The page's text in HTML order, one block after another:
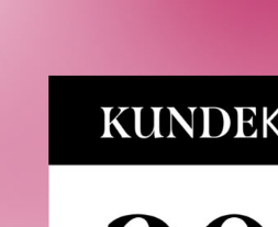
Maison Margiela er et motehus
Martin Margiela. Det parisiske
mote og parfymer som
en personlighetskult. Maison er
wear for damer og herrer,